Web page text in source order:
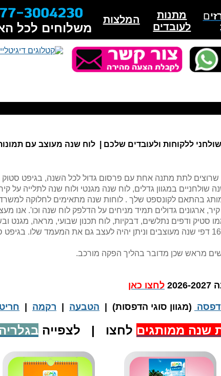
לוח שנה עם תמונות, לוחות שנה שולחניים
המלצות
מתנות
לעובדים
ם
משלוחים לכל
ללקוחות ולעובדים שלכם | לוח שנה מעוצב עם
שרוצים לתת מתנה אחת עם פרסום גדול לכל השנה, בגיפט
במגוון גדלים, לוח שנה מגנטי ולוח שנה לתלייה על
בהתאם לקונספט שלך . לוחות שנה מתאימים לחלוקה
ארגונים גדולים תמיד מניחים על הדלפק לוח שנה וכו'. אנו
סטיק ודפים נתלשים, דבקיות, לוח תכנון שבועי, מראה, מגנט
כחלק ממארז מתנה. לוח השנה יכיל 16-17 דפי שנה מעוצבים וניתן יהיה לעצב גם את
לחצו כאן
(מגוון סוגי הדפסות) | הטבעה רקמה
שנה ממותגים לחצו | לצפייה